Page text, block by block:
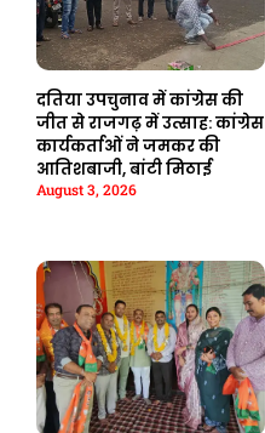
दतिया उपचुनाव में कांग्रेस की
जीत से राजगढ़ में उत्साह: कांग्रेस
कार्यकर्ताओं ने जमकर की
आतिशबाजी, बांटी मिठाई
August 3, 2026